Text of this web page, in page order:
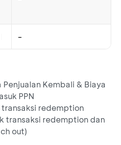
-
Kembali & Biaya
PPN
redemption
transaksi redemption dan
out)